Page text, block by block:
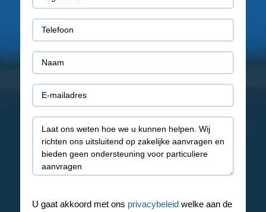
(Vereist)
Telefoon
(Vereist)
Naam
(Vereist)
E-
(Vereist)
U gaat akkoord met ons privacybeleid welke aan de